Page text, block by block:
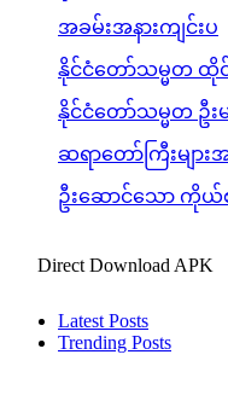
အခမ်းအနားကျင်းပ
နိုင်ငံတော်သမ္မတ ထို
နိုင်ငံတော်သမ္မတ ဦ
ဆရာတော်ကြီးမျာ
ဦးဆောင်သော ကို
Direct Download APK
Latest Posts
Trending Posts